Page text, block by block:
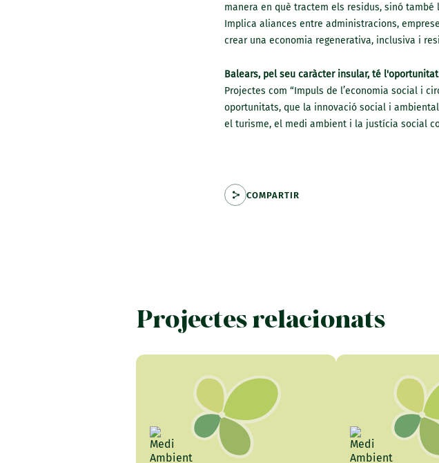
manera en què tractem els residus, sinó
Implica aliances entre administracions,
crear una economia regenerativa, inclusiva i
Balears, pel seu caràcter insular, té
Projectes com “Impuls de l’economia social i
oportunitats, que la innovació social i
el turisme, el medi ambient i la justícia social
COMPARTIR
Projectes relacionats